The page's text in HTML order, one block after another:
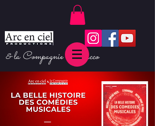
& la Compagnie Trabucco